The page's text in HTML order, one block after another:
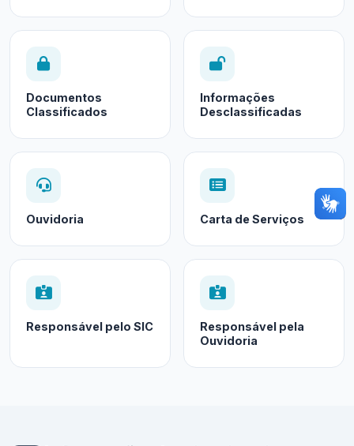
Documentos
Classificados
Informações
Desclassificadas
Ouvidoria Carta de Serviços
Responsável pelo SIC
Responsável pela
Ouvidoria